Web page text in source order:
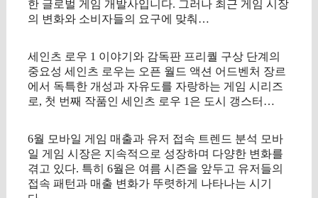
한 글로벌 게임 개발사입니다. 그러나 최근 게임 시장
의 변화와 소비자들의 요구에 맞춰…
세인츠 로우 1 이야기와 감독판 프리퀄 구상 단계의
중요성 세인츠 로우는 오픈 월드 액션 어드벤처 장르
에서 독특한 개성과 자유도를 자랑하는 게임 시리즈
로, 첫 번째 작품인 세인츠 로우 1은 도시 갱스터…
6월 모바일 게임 매출과 유저 접속 트렌드 분석 모바
일 게임 시장은 지속적으로 성장하며 다양한 변화를
겪고 있다. 특히 6월은 여름 시즌을 앞두고 유저들의
접속 패턴과 매출 변화가 뚜렷하게 나타나는 시기